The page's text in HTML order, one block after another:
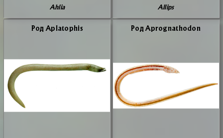
Ahlia Allips
Род Aplatophis Род Aprognathodon